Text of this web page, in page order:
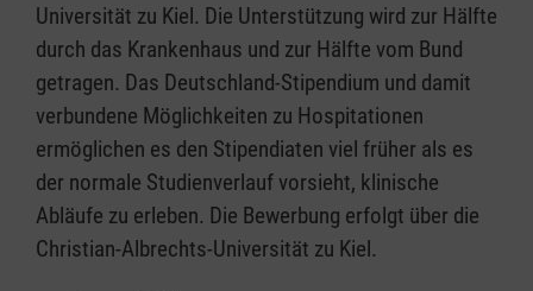
Universität zu Kiel. Die Unterstützung wird zur Hälfte
durch das Krankenhaus und zur Hälfte vom Bund
getragen. Das Deutschland-Stipendium und damit
verbundene Möglichkeiten zu Hospitationen
ermöglichen es den Stipendiaten viel früher als es
der normale Studienverlauf vorsieht, klinische
Abläufe zu erleben. Die Bewerbung erfolgt über die
Christian-Albrechts-Universität zu Kiel.